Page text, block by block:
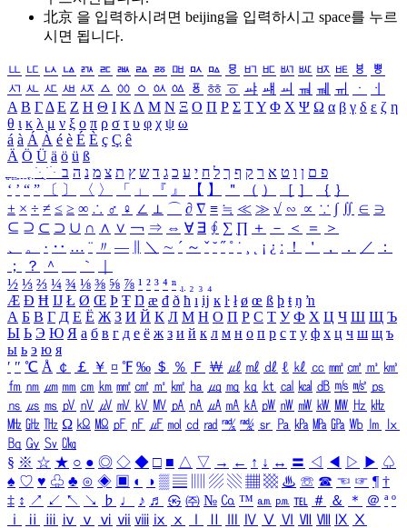
北京 을 입력하시려면 beijing을 입력하시고 space를 누르
시면 됩니다.
ㅥ ㅦ ㅧ ㅨ ㅩ ㅪ ㅫ ㅬ ㅭ ㅮ ㅯ ㅰ ㅱ ㅲ ㅳ ㅴ ㅵ ㅶ ㅷ ㅸ
ㅹ
ㅺ ㅻ ㅼ ㅽ ㅾ ㅿ ㆀ ㆁ ㆂ ㆃ ㆄ ㆅ ㆆ ㆇ ㆈ ㆉ ㆊ ㆋ ㆌ ㆍ
ㆎ
Α Β ΓΔ Ε Ζ Η Θ Ι ΚΛ Μ Ν Ξ Ο Π Ρ Σ ΤΥ Φ Χ Ψ Ω α β γ δ ε ζ η
θ ι κ λ μ ν ξ ο π ρ σ τ υ φ χ ψ ω
á à Á À é è É È ç Ç ê
Ä Ö Ü ä ö ü ß
ִֶֹ ֻּ ׁׂ פ ם ן ו ט א ר ק ף ך ל ח י ע כ ג ד ש ץ ת צ מ נ ה ב
‘ ’ “ ” 〔 〕 〈 〉 「 」 『 』 【 】 ＂ （ ） ［ ］ ｛ ｝
± × ÷ ≠ ≤ ≥ ∞ ∴ ♂ ♀ ∠ ⊥ ⌒ ∂ ∇ ≡ ≒ ≪ ≫ √ ∽ ∝ ∵ ∫ ∬ ∈ ∋
⊆ ⊇ ⊂ ⊃ ∪ ∩ ∧ ∨ ￢ ⇒ ⇔ ∀ ∃ ∮ ∑ ∏ ＋ － ＜ ＝
＞
、
。 · ‥ … ¨ 〃 ― ＼ ∼ ´ ～ ˇ ˘ ˝ ˚ ˙ ¸ ¡ ¿ ː ！ ＇ ， ． ／
：
；
？ ＾ ｀
½ ⅓ ⅔ ¼ ¾ ⅛ ⅜ ⅝ ⅞ ¹ ² ³ ⁴ ⁿ ₁ ₂ ₃ ₄
Æ Ð Ħ Ĳ Ł Ø Œ Þ Ŧ Ŋ æ đ ð ħ ı ĳ ĸ ŀ ł ø œ ß þ ŧ ŋ ŉ
А Б В Г Д Е Ё Ж З И Й К Л М Н О П Р С Т У Ф Х Ц Ч Ш Щ Ъ
Ы Ь Э Ю Я а б в г д е ё ж з и й к л м н о п р с т у ф х ц ч ш щ ъ
ы ь э ю я
′ ″ ℃ Å ￠ ￡ ￥ ¤ ℉ ‰ ＄ ％ Ｆ ￦ ㎕ ㎖ ㎗ ℓ ㎘ ㏄ ㎣ ㎤ ㎥ ㎦
㎙ ㎚ ㎛ ㎜ ㎝ ㎞ ㎟ ㎠ ㎡ ㎢ ㏊ ㎍ ㎎ ㎏ ㏏ ㎈ ㎉ ㏈ ㎧ ㎨ ㎰
㎱ ㎲ ㎳ ㎴ ㎵ ㎶ ㎷ ㎸ ㎹ ㎀ ㎁ ㎂ ㎃ ㎄ ㎺ ㎻ ㎽ ㎾ ㎿ ㎐ ㎑
㎒ ㎓ ㎔ Ω ㏀ ㏁ ㎊ ㎋ ㎌ ㏖ ㏅ ㎭ ㎮ ㎯ ㏛ ㎩ ㎪ ㎫ ㎬ ㏝ ㏐
㏓
㏃ ㏉ ㏜ ㏆
§ ※ ☆ ★ ○ ● ◎ ◇ ◆ □ ■ △ ▽ → ← ↑ ↓ ↔ 〓 ◁ ◀ ▷ ▶ ♤
♠ ♡ ♥ ♧ ♣ ⊙ ◈ ▣ ◐ ◑ ▒ ▤ ▨ ▧ ▦ ▩ ♨ ☏ ☎ ☜ ☞ ¶ †
‡ ↕ ↗ ↙ ↖ ↘ ♭ ♩ ♪ ♬ ㉿ ㈜ № ㏇ ™ ㏂ ㏘ ℡ ＃ ＆ ＊ ＠ ª º
ⅰ
ⅱ ⅲ ⅳ ⅴ ⅵ ⅶ ⅷ ⅸ ⅹ Ⅳ Ⅴ Ⅵ Ⅶ Ⅷ Ⅸ Ⅹ